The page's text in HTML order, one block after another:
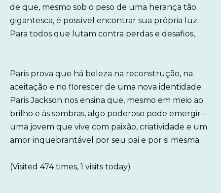
de que, mesmo sob o peso de uma herança tão
gigantesca, é possível encontrar sua própria luz.
Para todos que lutam contra perdas e desafios,
Paris prova que há beleza na reconstrução, na
aceitação e no florescer de uma nova identidade.
Paris Jackson nos ensina que, mesmo em meio ao
brilho e às sombras, algo poderoso pode emergir –
uma jovem que vive com paixão, criatividade e um
amor inquebrantável por seu pai e por si mesma.
(Visited 474 times, 1 visits today)